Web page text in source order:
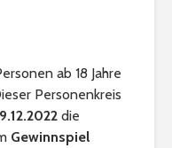
ab 18 Jahre
Personenkreis
die
Gewinnspiel